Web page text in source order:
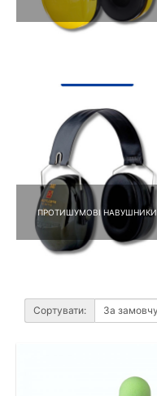
ПРОТИШУМОВІ НАВУШНИКИ
Сортувати: